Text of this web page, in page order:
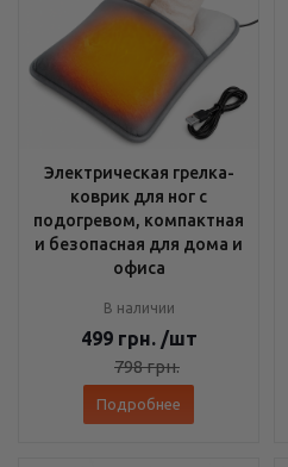
Электрическая грелка-
коврик для ног с
подогревом, компактная
и безопасная для дома и
офиса
В наличии
499 грн. /шт
798грн.
Подробнее